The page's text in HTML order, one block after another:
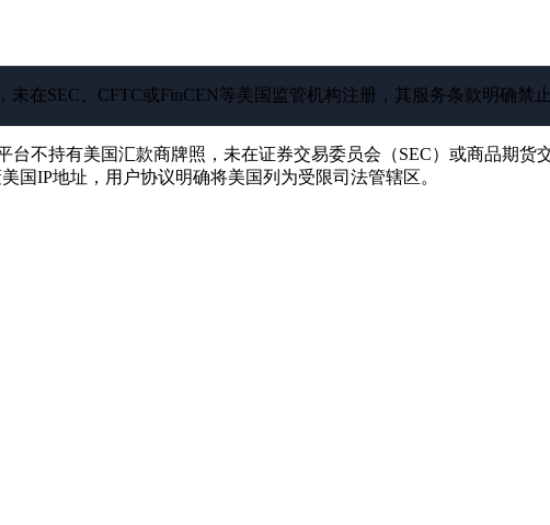
SEC、CFTC或FinCEN等美国监管机构注册，其服务条款明确禁止
不持有美国汇款商牌照，未在证券交易委员会（SEC）或商品期货
国IP地址，用户协议明确将美国列为受限司法管辖区。